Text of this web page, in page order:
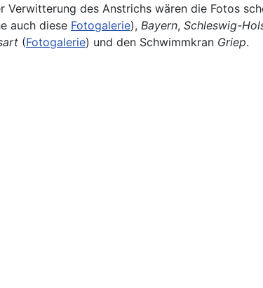
des Anstrichs wären die Fotos
auch diese Fotogalerie), Bayern, Schleswig-
(Fotogalerie) und den Schwimmkran Griep.